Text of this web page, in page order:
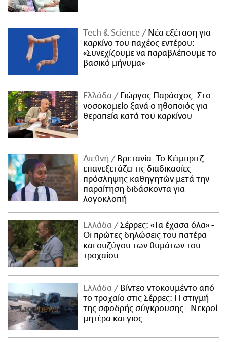
Τech & Science
Νέα εξέταση για
καρκίνο του παχέος εντέρου:
«Συνεχίζουμε να παραβλέπουμε το
βασικό μήνυμα»
Ελλάδα
Γιώργος Παράσχος: Στο
νοσοκομείο ξανά ο ηθοποιός για
θεραπεία κατά του καρκίνου
Διεθνή
Βρετανία: Το Κέιμπριτζ
επανεξετάζει τις διαδικασίες
πρόσληψης καθηγητών μετά την
παραίτηση διδάσκοντα για
λογοκλοπή
Ελλάδα
Σέρρες: «Τα έχασα όλα» -
Οι πρώτες δηλώσεις του πατέρα
και συζύγου των θυμάτων του
τροχαίου
Ελλάδα
Βίντεο ντοκουμέντο από
το τροχαίο στις Σέρρες: Η στιγμή
της σφοδρής σύγκρουσης - Νεκροί
μητέρα και γιος